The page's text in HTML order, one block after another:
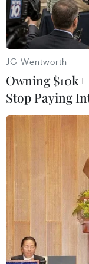
Theo ông
Sindh, nhà
bị hai đối
Nhà ngoại
nhiều phát
Ông Fayaaz
có liên quan
bố Bin Laden
Đây là vụ tấn
của Arập
này trong
JG Wentworth
Owning
Stop Paying